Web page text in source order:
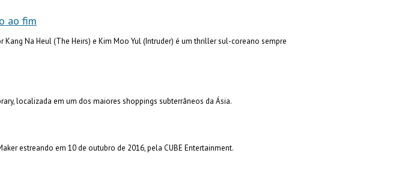
ao fim
Na Heul (The Heirs) e Kim Moo Yul (Intruder) é um thriller sul-coreano sempre
localizada em um dos maiores shoppings subterrâneos da Ásia.
estreando em 10 de outubro de 2016, pela CUBE Entertainment.